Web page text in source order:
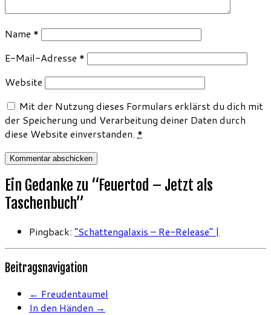
Name *
E-Mail-Adresse *
Website
Mit der Nutzung dieses Formulars erklärst du dich mit
der Speicherung und Verarbeitung deiner Daten durch
diese Website einverstanden. *
Ein Gedanke zu “Feuertod – Jetzt als
Taschenbuch”
Pingback: “Schattengalaxis – Re-Release” |
Beitragsnavigation
← Freudentaumel
In den Händen →